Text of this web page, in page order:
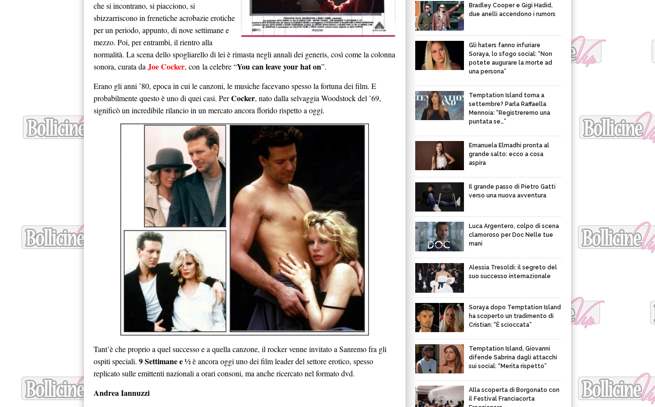
che si incontrano, si piacciono, si
sbizzarriscono in frenetiche acrobazie erotiche
per un periodo, appunto, di nove settimane e
mezzo. Poi, per entrambi, il rientro alla
normalità. La scena dello spogliarello di lei è rimasta negli annali dei generis, così come la colonna
sonora, curata da Joe Cocker, con la celebre “You can leave your hat on”.
Erano gli anni ’80, epoca in cui le canzoni, le musiche facevano spesso la fortuna dei film. E
probabilmente questo è uno di quei casi. PerCocker, nato dalla selvaggia Woodstock del ’69,
significò un incredibile rilancio in un mercato ancora florido rispetto a oggi.
Tant’è che proprio a quel successo e a quella canzone, il rocker venne invitato a Sanremo fra gli
ospiti speciali. 9 Settimane e ½è ancora oggi uno dei film leader del settore erotico, spesso
replicato sulle emittenti nazionali a orari consoni, ma anche ricercato nel formato dvd.
Andrea Iannuzzi
Bradley Cooper e Gigi Hadid,
due anelli accendono i rumors
Gli haters fanno infuriare
Soraya, lo sfogo social: “Non
potete augurare la morte ad
una persona”
Temptation Island torna a
settembre? Parla Raffaella
Mennoia: “Registreremo una
puntata se…”
Emanuela Elmadhi pronta al
grande salto: ecco a cosa
aspira
Il grande passo di Pietro Gatti
verso una nuova avventura
Luca Argentero, colpo di scena
clamoroso per Doc Nelle tue
mani
Alessia Tresoldi: il segreto del
suo successo internazionale
Soraya dopo Temptation Island
ha scoperto un tradimento di
Cristian: “È scioccata”
Temptation Island, Giovanni
difende Sabrina dagli attacchi
sui social: “Merita rispetto”
Alla scoperta di Borgonato con
il Festival Franciacorta